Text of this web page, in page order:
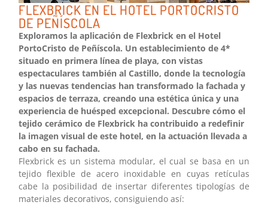
FLEXBRICK EN EL HOTEL PORTOCRISTO
DE PEÑÍSCOLA
Exploramos la aplicación de Flexbrick en el Hotel
PortoCristo de Peñíscola. Un establecimiento de 4*
situado en primera línea de playa, con vistas
espectaculares también al Castillo, donde la tecnología
y las nuevas tendencias han transformado la fachada y
espacios de terraza, creando una estética única y una
experiencia de huésped excepcional. Descubre cómo el
tejido cerámico de Flexbrick ha contribuido a redefinir
la imagen visual de este hotel, en la actuación llevada a
cabo en su fachada.
Flexbrick es un sistema modular, el cual se basa en un
tejido flexible de acero inoxidable en cuyas retículas
cabe la posibilidad de insertar diferentes tipologías de
materiales decorativos, consiguiendo así: